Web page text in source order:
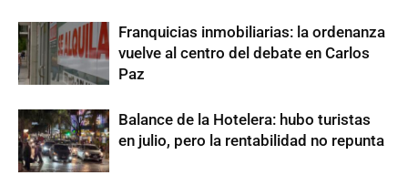
Franquicias inmobiliarias: la ordenanza
vuelve al centro del debate en Carlos
Paz
Balance de la Hotelera: hubo turistas
en julio, pero la rentabilidad no repunta